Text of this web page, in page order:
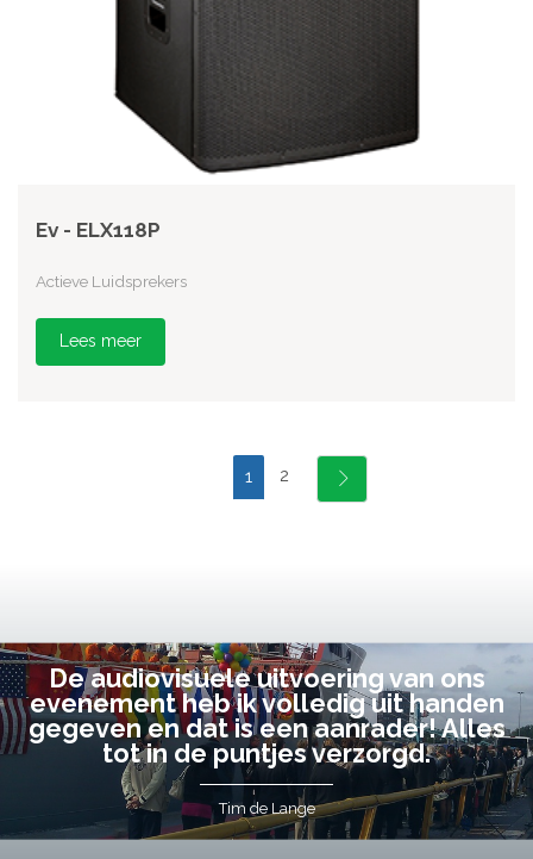
Ev - ELX118P
Actieve Luidsprekers
Lees meer
1 2
De audiovisuele uitvoering van ons
evenement heb ik volledig uit handen
gegeven en dat is een aanrader! Alles
tot in de puntjes verzorgd.
Tim de Lange